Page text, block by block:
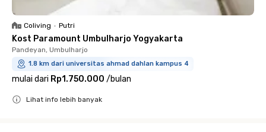
Coliving • Putri
Kost Paramount Umbulharjo Yogyakarta
Pandeyan, Umbulharjo
1.8 km dari universitas ahmad dahlan kampus 4
mulai dari Rp1.750.000 /bulan
Lihat info lebih banyak